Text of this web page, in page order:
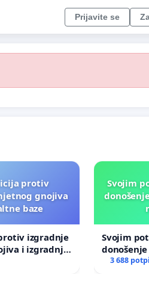
Prijavite se
protiv
gnojiva
baze
izgradnje
i izgradnje
Svojim
Svojim
nasilja u
3 688